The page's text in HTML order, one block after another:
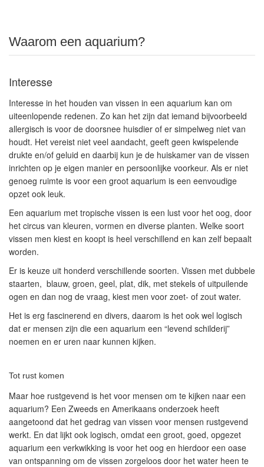
Waarom een aquarium?
Interesse
Interesse in het houden van vissen in een aquarium kan om
uiteenlopende redenen. Zo kan het zijn dat iemand bijvoorbeeld
allergisch is voor de doorsnee huisdier of er simpelweg niet van
houdt. Het vereist niet veel aandacht, geeft geen kwispelende
drukte en/of geluid en daarbij kun je de huiskamer van de vissen
inrichten op je eigen manier en persoonlijke voorkeur. Als er niet
genoeg ruimte is voor een groot aquarium is een eenvoudige
opzet ook leuk.
Een aquarium met tropische vissen is een lust voor het oog, door
het circus van kleuren, vormen en diverse planten. Welke soort
vissen men kiest en koopt is heel verschillend en kan zelf bepaalt
worden.
Er is keuze uit honderd verschillende soorten. Vissen met dubbele
staarten, blauw, groen, geel, plat, dik, met stekels of uitpuilende
ogen en dan nog de vraag, kiest men voor zoet- of zout water.
Het is erg fascinerend en divers, daarom is het ook wel logisch
dat er mensen zijn die een aquarium een “levend schilderij”
noemen en er uren naar kunnen kijken.
Tot rust komen
Maar hoe rustgevend is het voor mensen om te kijken naar een
aquarium? Een Zweeds en Amerikaans onderzoek heeft
aangetoond dat het gedrag van vissen voor mensen rustgevend
werkt. En dat lijkt ook logisch, omdat een groot, goed, opgezet
aquarium een verkwikking is voor het oog en hierdoor een oase
van ontspanning om de vissen zorgeloos door het water heen te